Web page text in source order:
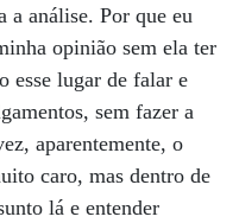
a análise. Por que eu
opinião sem ela ter
esse lugar de falar e
sem fazer a
aparentemente, o
caro, mas dentro de
lá e entender